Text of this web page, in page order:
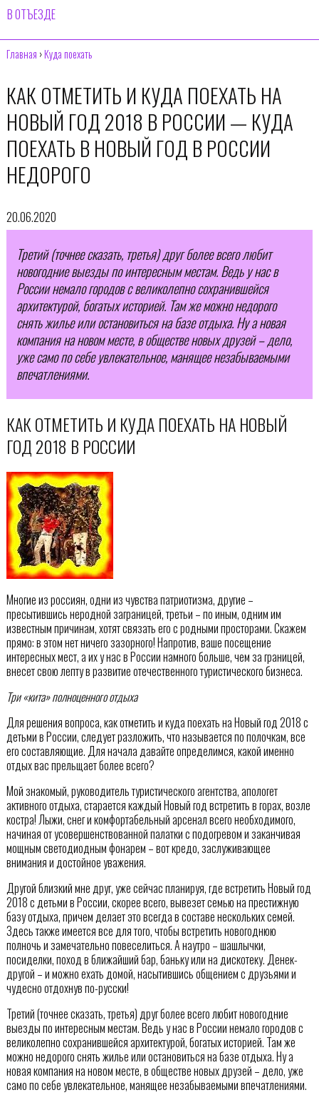
В ОТЪЕЗДЕ
Главная ›Куда поехать
КАК ОТМЕТИТЬ И КУДА ПОЕХАТЬ НА
НОВЫЙ ГОД 2018 В РОССИИ — КУДА
ПОЕХАТЬ В НОВЫЙ ГОД В РОССИИ
НЕДОРОГО
20.06.2020
Третий (точнее сказать, третья) друг более всего любит
новогодние выезды по интересным местам. Ведь у нас в
России немало городов с великолепно сохранившейся
архитектурой, богатых историей. Там же можно недорого
снять жилье или остановиться на базе отдыха. Ну а новая
компания на новом месте, в обществе новых друзей – дело,
уже само по себе увлекательное, манящее незабываемыми
впечатлениями.
КАК ОТМЕТИТЬ И КУДА ПОЕХАТЬ НА НОВЫЙ
ГОД 2018 В РОССИИ
Многие из россиян, одни из чувства патриотизма, другие –
пресытившись неродной заграницей, третьи – по иным, одним им
известным причинам, хотят связать его с родными просторами. Скажем
прямо: в этом нет ничего зазорного! Напротив, ваше посещение
интересных мест, а их у нас в России намного больше, чем за границей,
внесет свою лепту в развитие отечественного туристического бизнеса.
Три «кита» полноценного отдыха
Для решения вопроса, как отметить и куда поехать на Новый год 2018 с
детьми в России, следует разложить, что называется по полочкам, все
его составляющие. Для начала давайте определимся, какой именно
отдых вас прельщает более всего?
Мой знакомый, руководитель туристического агентства, апологет
активного отдыха, старается каждый Новый год встретить в горах, возле
костра! Лыжи, снег и комфортабельный арсенал всего необходимого,
начиная от усовершенствованной палатки с подогревом и заканчивая
мощным светодиодным фонарем – вот кредо, заслуживающее
внимания и достойное уважения.
Другой близкий мне друг, уже сейчас планируя, где встретить Новый год
2018 с детьми в России, скорее всего, вывезет семью на престижную
базу отдыха, причем делает это всегда в составе нескольких семей.
Здесь также имеется все для того, чтобы встретить новогоднюю
полночь и замечательно повеселиться. А наутро – шашлычки,
посиделки, поход в ближайший бар, баньку или на дискотеку. Денек-
другой – и можно ехать домой, насытившись общением с друзьями и
чудесно отдохнув по-русски!
Третий (точнее сказать, третья) друг более всего любит новогодние
выезды по интересным местам. Ведь у нас в России немало городов с
великолепно сохранившейся архитектурой, богатых историей. Там же
можно недорого снять жилье или остановиться на базе отдыха. Ну а
новая компания на новом месте, в обществе новых друзей – дело, уже
само по себе увлекательное, манящее незабываемыми впечатлениями.